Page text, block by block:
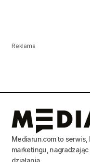
Reklama
Mediarun.com to serwis,
marketingu,